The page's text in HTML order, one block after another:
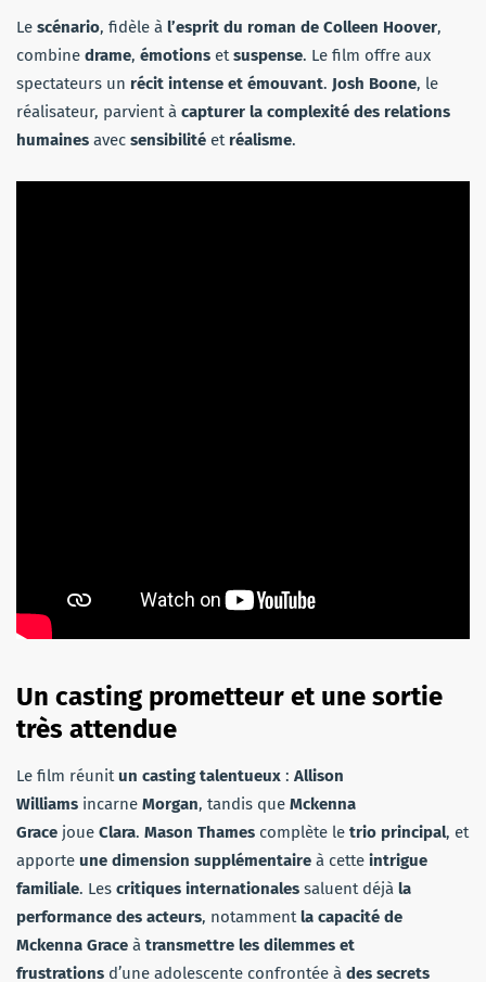
Le scénario, fidèle à l’esprit du roman de Colleen Hoover,
combine drame, émotions etsuspense. Le film offre aux
spectateurs un récit intense et émouvant. Josh Boone, le
réalisateur, parvient à capturer la complexité des relations
humaines avec sensibilité et réalisme.
Un casting prometteur et une sortie
très attendue
Le film réunitun casting talentueux : Allison
Williams incarne Morgan, tandis que Mckenna
Grace joue Clara. Mason Thames complète le trio principal, et
apporte une dimension supplémentaire à cette intrigue
familiale. Les critiques internationales saluent déjà la
performance des acteurs, notammentla capacité de
Mckenna Grace à transmettre les dilemmes et
frustrations d’une adolescente confrontée à des secrets